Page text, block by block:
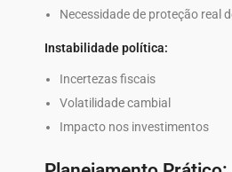
Necessidade de proteção real
Instabilidade política:
Incertezas fiscais
Volatilidade cambial
Impacto nos investimentos